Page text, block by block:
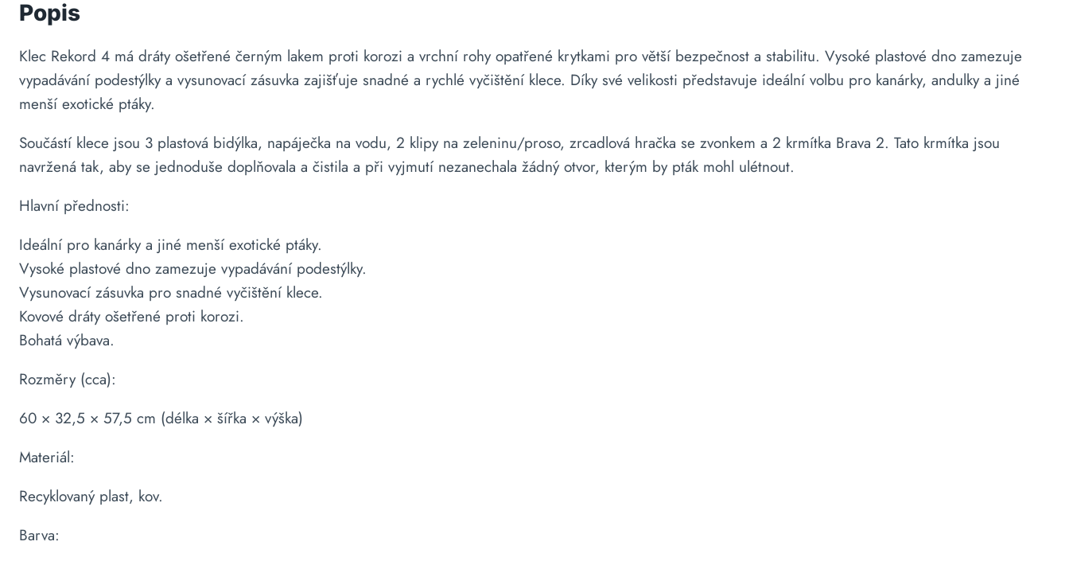
Popis
Klec Rekord 4 má dráty ošetřené černým lakem proti korozi a vrchní rohy opatřené krytkami pro větší bezpečnost a stabilitu. Vysoké plastové dno zamezuje
vypadávání podestýlky a vysunovací zásuvka zajišťuje snadné a rychlé vyčištění klece. Díky své velikosti představuje ideální volbu pro kanárky, andulky a jiné
menší exotické ptáky.
Součástí klece jsou 3 plastová bidýlka, napáječka na vodu, 2 klipy na zeleninu/proso, zrcadlová hračka se zvonkem a 2 krmítka Brava 2. Tato krmítka jsou
navržená tak, aby se jednoduše doplňovala a čistila a při vyjmutí nezanechala žádný otvor, kterým by pták mohl ulétnout.
Hlavní přednosti:
Ideální pro kanárky a jiné menší exotické ptáky.
Vysoké plastové dno zamezuje vypadávání podestýlky.
Vysunovací zásuvka pro snadné vyčištění klece.
Kovové dráty ošetřené proti korozi.
Bohatá výbava.
Rozměry (cca):
60 × 32,5 × 57,5 cm (délka × šířka × výška)
Materiál:
Recyklovaný plast, kov.
Barva: